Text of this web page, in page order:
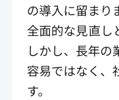
の導入に留まり
全面的な見直し
しかし、長年の
容易ではなく、
す。